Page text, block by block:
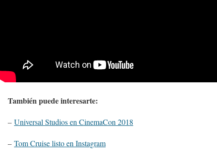
También puede interesarte:
– Universal Studios en CinemaCon 2018
– Tom Cruise listo en Instagram